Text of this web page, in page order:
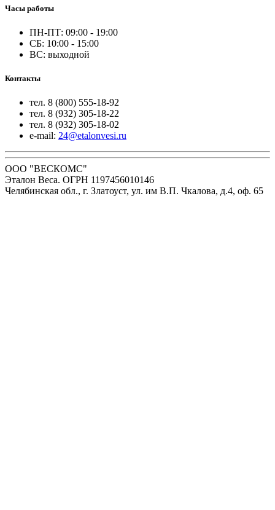
Часы работы
ПН-ПТ: 09:00 - 19:00
СБ: 10:00 - 15:00
ВС: выходной
Контакты
тел. 8 (800) 555-18-92
тел. 8 (932) 305-18-22
тел. 8 (932) 305-18-02
e-mail: 24@etalonvesi.ru
ООО "ВЕСКОМС"
Эталон Веса. ОГРН 1197456010146
Челябинская обл., г. Златоуст, ул. им В.П. Чкалова, д.4, оф. 65